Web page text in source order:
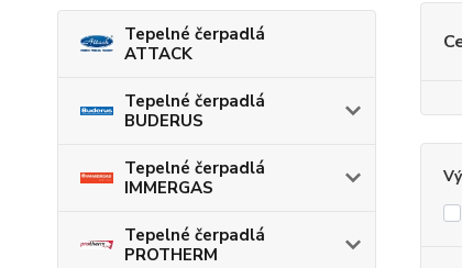
Tepelné čerpadlá
ATTACK
Tepelné čerpadlá
BUDERUS
Tepelné čerpadlá
IMMERGAS
Tepelné čerpadlá
PROTHERM